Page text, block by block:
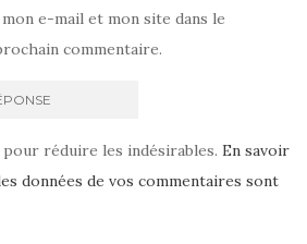
e-mail et mon site dans le
commentaire.
réduire les indésirables. En savoir
données de vos commentaires sont